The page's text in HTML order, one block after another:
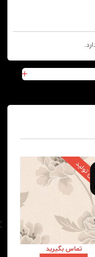
تولید
تماس بگیرید